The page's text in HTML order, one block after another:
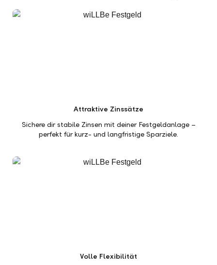
Attraktive Zinssätze
Sichere dir stabile Zinsen mit deiner Festgeldanlage –
perfekt für kurz- und langfristige Sparziele.
Volle Flexibilität